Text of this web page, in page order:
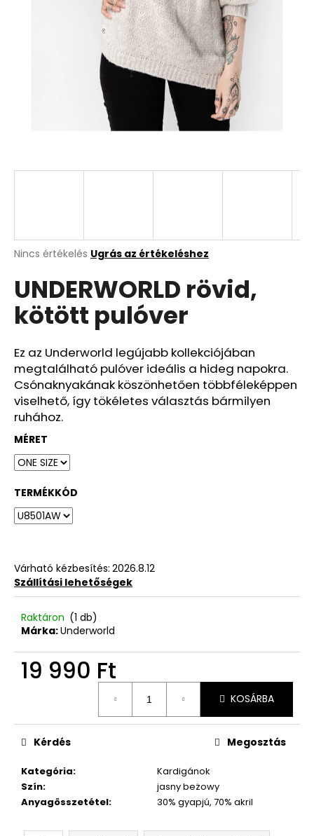
A
átlagos
értékelése
5-
ből
csillag.
Nincs értékelés Ugrás az értékeléshez
UNDERWORLD rövid,
kötött pulóver
Ez az Underworld legújabb kollekciójában
megtalálható pulóver ideális a hideg napokra.
Csónaknyakának köszönhetően többféleképpen
viselhető, így tökéletes választás bármilyen
ruhához.
MÉRET
TERMÉKKÓD
Várható kézbesítés: 2026.8.12
Szállítási lehetőségek
Raktáron (1 db)
Márka:Underworld
19 990 Ft
KOSÁRBA
Kategória:
Kardigánok
Szín:
jasny beżowy
Anyagösszetétel: 30% gyapjú, 70% akril
Kérdés Megosztás